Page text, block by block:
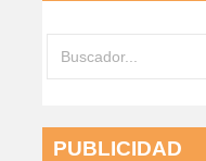
PUBLICIDAD